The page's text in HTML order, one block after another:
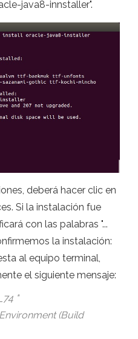
java8-innstaller".
deberá hacer clic en
Si la instalación fue
con las palabras "...
la instalación:
al equipo terminal,
el siguiente mensaje:
"
(Build